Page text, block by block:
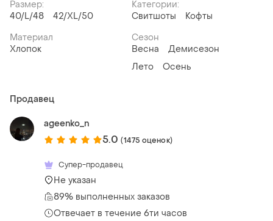
Размер:
40/L/48
42/XL/50
Категории:
Свитшоты
Кофты
Материал
Хлопок
Сезон
Весна
Демисезон
Лето
Осень
Продавец
ageenko_n
5.0 (1475 оценок)
Супер-продавец
Не указан
89% выполненных заказов
Отвечает в течение 6ти часов